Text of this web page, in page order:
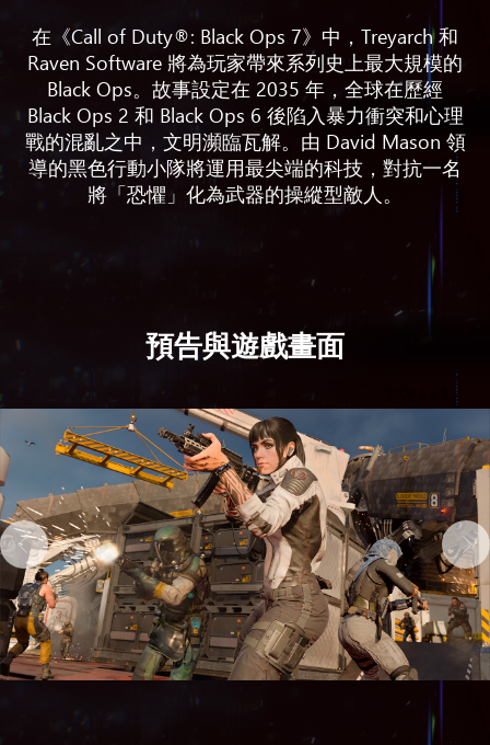
在《Call of Duty®: Black Ops 7》中，Treyarch 和
Raven Software 將為玩家帶來系列史上最大規模的
Black Ops。故事設定在 2035 年，全球在歷經
Black Ops 2 和 Black Ops 6 後陷入暴力衝突和心理
戰的混亂之中，文明瀕臨瓦解。由 David Mason 領
導的黑色行動小隊將運用最尖端的科技，對抗一名
將「恐懼」化為武器的操縱型敵人。
預告與遊戲畫面